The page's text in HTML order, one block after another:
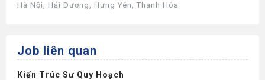
Hà Nội, Hải Dương, Hưng Yên, Thanh Hóa
Job liên quan
Kiến Trúc Sư Quy Hoạch